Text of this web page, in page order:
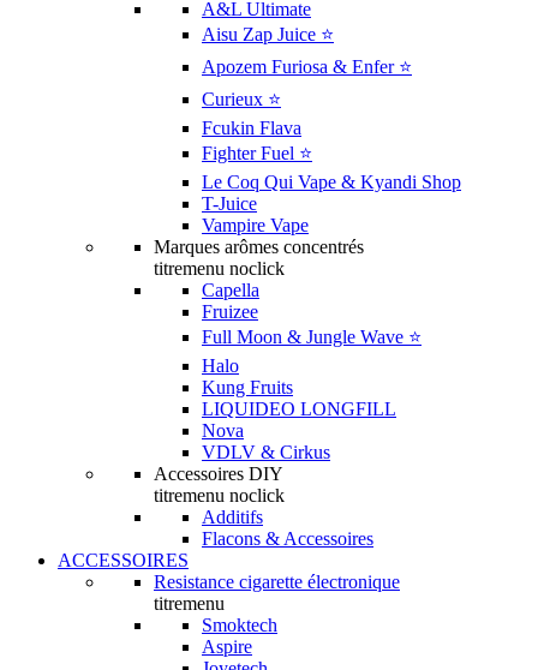
A&L Ultimate
Aisu Zap Juice ⭐️
Apozem Furiosa & Enfer ⭐️
Curieux ⭐️
Fcukin Flava
Fighter Fuel ⭐️
Le Coq Qui Vape & Kyandi Shop
T-Juice
Vampire Vape
Marques arômes concentrés
titremenu noclick
Capella
Fruizee
Full Moon & Jungle Wave ⭐️
Halo
Kung Fruits
LIQUIDEO LONGFILL
Nova
VDLV & Cirkus
Accessoires DIY
titremenu noclick
Additifs
Flacons & Accessoires
ACCESSOIRES
Resistance cigarette électronique
titremenu
Smoktech
Aspire